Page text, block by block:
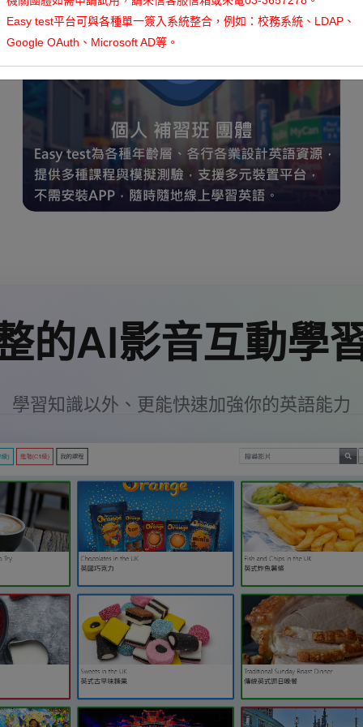
的AI影音互動學
學習知識以外、更能快速加強你的英語能力
Easy test平台可與各種單一簽入系統整合，例如：校務系統、LDAP、
Google OAuth、Microsoft AD等。